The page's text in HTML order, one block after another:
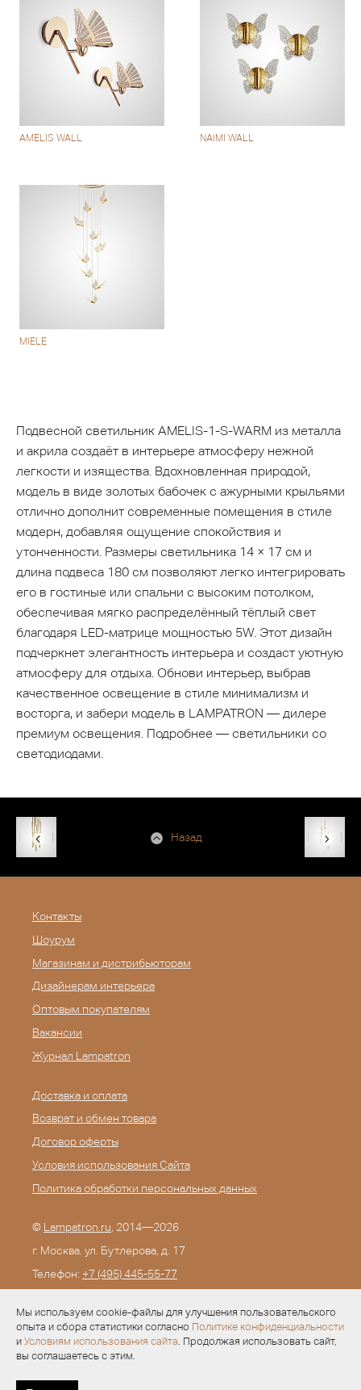
Мы используем cookie-файлы для улучшения пользовательского
опыта и сбора статистики согласно Политике конфиденциальности
и Условиям использования сайта. Продолжая использовать сайт,
вы соглашаетесь с этим.
AMELIS WALL NAIMI WALL
MIELE
Подвесной светильник AMELIS-1-S-WARM из металла
и акрила создаёт в интерьере атмосферу нежной
легкости и изящества. Вдохновленная природой,
модель в виде золотых бабочек с ажурными крыльями
отлично дополнит современные помещения в стиле
модерн, добавляя ощущение спокойствия и
утонченности. Размеры светильника 14 × 17 см и
длина подвеса 180 см позволяют легко интегрировать
его в гостиные или спальни с высоким потолком,
обеспечивая мягко распределённый тёплый свет
благодаря LED-матрице мощностью 5W. Этот дизайн
подчеркнет элегантность интерьера и создаст уютную
атмосферу для отдыха. Обнови интерьер, выбрав
качественное освещение в стиле минимализм и
восторга, и забери модель в LAMPATRON — дилере
премиум освещения. Подробнее — светильники со
светодиодами.
Назад
Контакты
Шоурум
Магазинам и дистрибьюторам
Дизайнерам интерьера
Оптовым покупателям
Вакансии
Журнал Lampatron
Доставка и оплата
Возврат и обмен товара
Договор оферты
Условия использования Сайта
Политика обработки персональных данных
© Lampatron.ru, 2014—2026
г. Москва. ул. Бутлерова, д. 17
Телефон: +7 (495) 445-55-77
Разработка —Evid.ru